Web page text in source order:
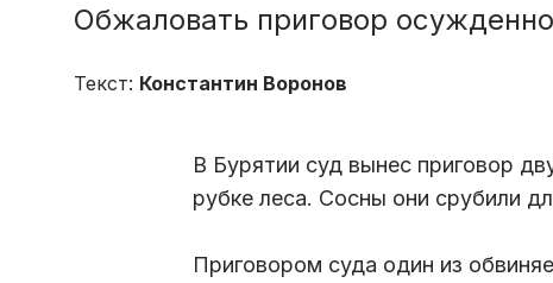
Обжаловать приговор
Текст: Константин Воронов
В Бурятии суд вынес приговор
рубке леса. Сосны они срубили
Приговором суда один из